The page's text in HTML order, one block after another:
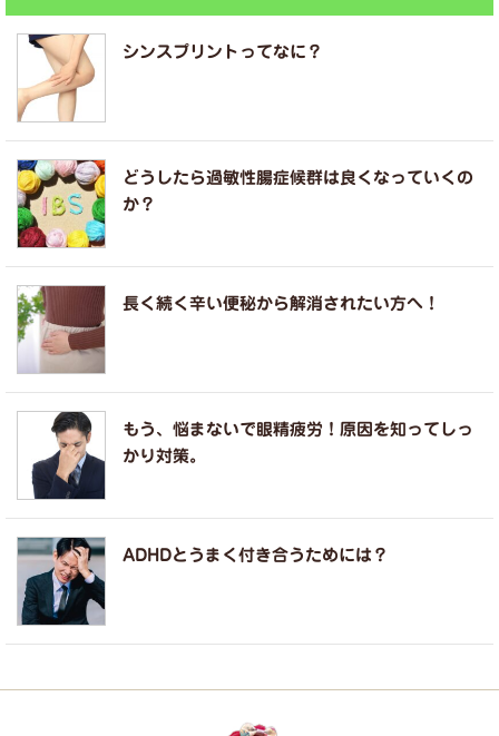
シンスプリントってなに？
どうしたら過敏性腸症候群は良くなっていくの
か？
長く続く辛い便秘から解消されたい方へ！
もう、悩まないで眼精疲労！原因を知ってしっ
かり対策。
ADHDとうまく付き合うためには？